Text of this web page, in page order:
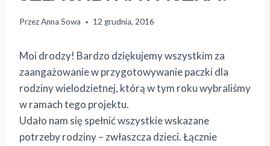
PrzezAnna Sowa 12 grudnia, 2016
Moi drodzy! Bardzo dziękujemy wszystkim za
zaangażowanie w przygotowywanie paczki dla
rodziny wielodzietnej, którą w tym roku wybraliśmy
w ramach tego projektu.
Udało nam się spełnić wszystkie wskazane
potrzeby rodziny – zwłaszcza dzieci. Łącznie